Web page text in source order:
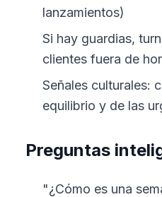
lanzamientos)
Si hay guardias,
clientes fuera de
Señales culturales:
equilibrio y de las
Preguntas
"¿Cómo es una